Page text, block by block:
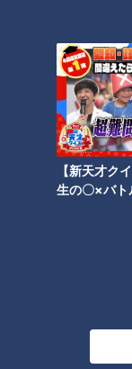
【新天才ク
生の〇×バト
身近な生活情報か
海3県にとことん寄
後3:49～5:50放送